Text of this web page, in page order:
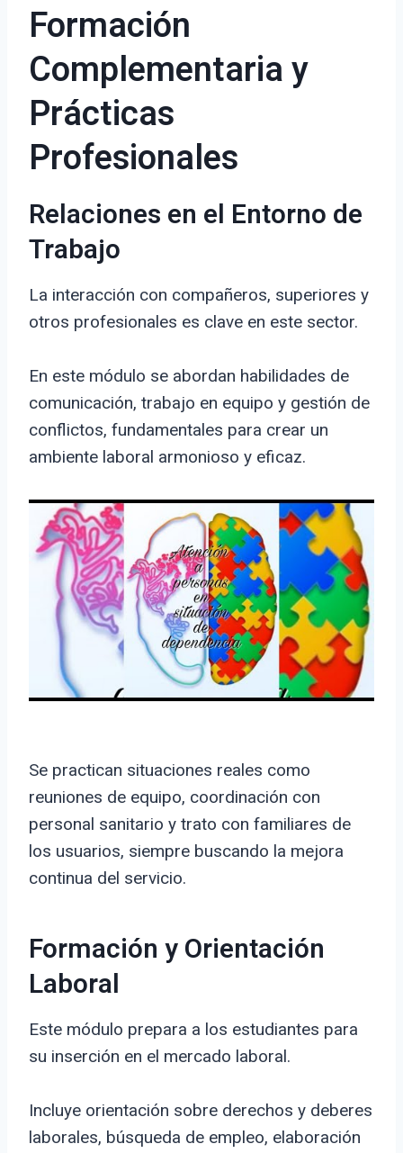
Formación
Complementaria y
Prácticas
Profesionales
Relaciones en el Entorno de
Trabajo
La interacción con compañeros, superiores y
otros profesionales es clave en este sector.
En este módulo se abordan habilidades de
comunicación, trabajo en equipo y gestión de
conflictos, fundamentales para crear un
ambiente laboral armonioso y eficaz.
Se practican situaciones reales como
reuniones de equipo, coordinación con
personal sanitario y trato con familiares de
los usuarios, siempre buscando la mejora
continua del servicio.
Formación y Orientación
Laboral
Este módulo prepara a los estudiantes para
su inserción en el mercado laboral.
Incluye orientación sobre derechos y deberes
laborales, búsqueda de empleo, elaboración